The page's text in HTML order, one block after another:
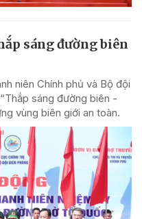
sáng đường biên
niên Chính phủ và Bộ đội
sáng đường biên -
vùng biên giới an toàn.